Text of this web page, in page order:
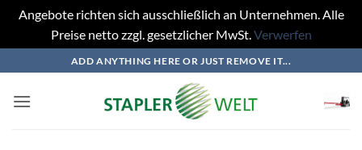
Angebote richten sich ausschließlich an Unternehmen. Alle
Preise netto zzgl. gesetzlicher MwSt.Verwerfen
Inhalt
springen
ADD ANYTHING HERE OR JUST REMOVE IT...